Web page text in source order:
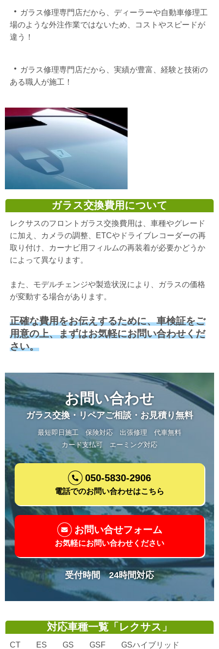
・ ガラス修理専門店だから、ディーラーや自動車修理工
場のような外注作業ではないため、コストやスピードが
違う！
・ ガラス修理専門店だから、実績が豊富、経験と技術の
ある職人が施工！
ガラス交換費用について
レクサスのフロントガラス交換費用は、車種やグレード
に加え、カメラの調整、ETCやドライブレコーダーの再
取り付け、カーナビ用フィルムの再装着が必要かどうか
によって異なります。
また、モデルチェンジや製造状況により、ガラスの価格
が変動する場合があります。
正確な費用をお伝えするために、車検証をご
用意の上、まずはお気軽にお問い合わせくだ
さい。
お問い合わせ
ガラス交換・リペアご相談・お見積り無料
最短即日施工 保険対応 出張修理
代車無料
カード支払可
エーミング対応
050-5830-2906
電話でのお問い合わせはこちら
お問い合せフォーム
お気軽にお問い合わせください
受付時間 24時間対応
対応車種一覧「レクサス」
CT ES GS GSF GSハイブリッド